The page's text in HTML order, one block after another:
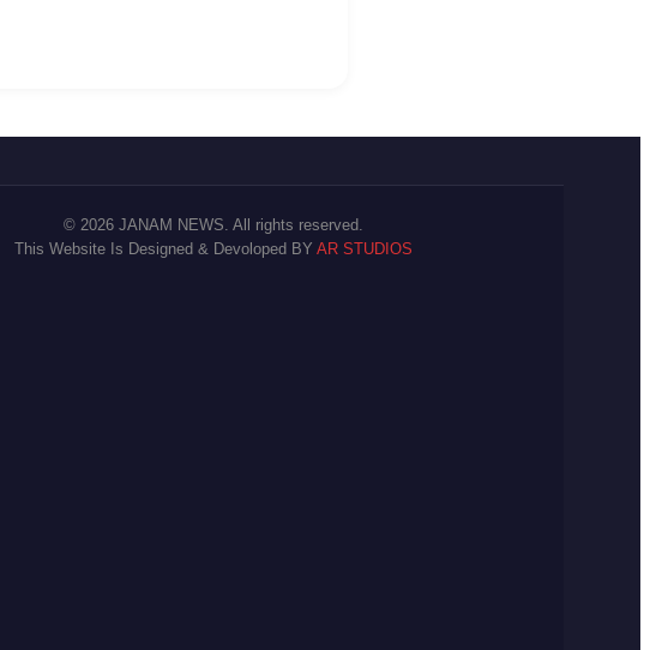
© 2026 JANAM NEWS. All rights reserved.
This Website Is Designed & Devoloped BY AR STUDIOS